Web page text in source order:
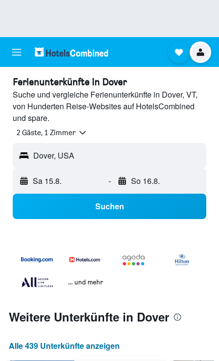
Ferienunterkünfte in Dover
Suche und vergleiche Ferienunterkünfte in Dover, VT,
von Hunderten Reise-Websites auf HotelsCombined
und spare.
2 Gäste, 1 Zimmer
Dover, USA
Sa 15.8. - So 16.8.
Suchen
… und mehr
Weitere Unterkünfte in Dover
Alle 439 Unterkünfte anzeigen